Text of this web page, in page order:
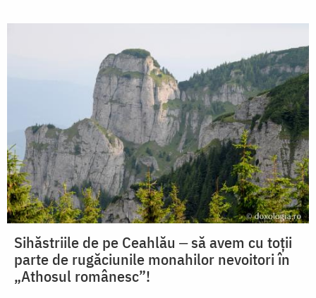
Sihăstriile de pe Ceahlău ‒ să avem cu toții
parte de rugăciunile monahilor nevoitori în
„Athosul românesc”!